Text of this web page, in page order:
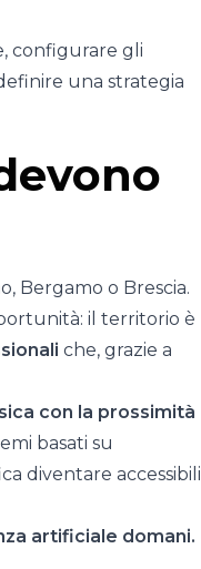
configurare gli
una strategia
Bergamo o Brescia.
il territorio è
che, grazie a
con la prossimità
basati su
diventare accessibili
artificiale domani.